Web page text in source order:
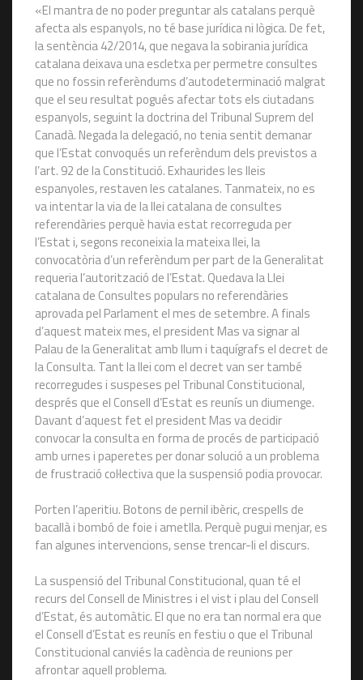
«El mantra de no poder preguntar als catalans perquè
afecta als espanyols, no té base jurídica ni lògica. De fet,
la sentència 42/2014, que negava la sobirania jurídica
catalana deixava una escletxa per permetre consultes
que no fossin referèndums d’autodeterminació malgrat
que el seu resultat pogués afectar tots els ciutadans
espanyols, seguint la doctrina del Tribunal Suprem del
Canadà. Negada la delegació, no tenia sentit demanar
que l’Estat convoqués un referèndum dels previstos a
l’art. 92 de la Constitució. Exhaurides les lleis
espanyoles, restaven les catalanes. Tanmateix, no es
va intentar la via de la llei catalana de consultes
referendàries perquè havia estat recorreguda per
l’Estat i, segons reconeixia la mateixa llei, la
convocatòria d’un referèndum per part de la Generalitat
requeria l’autorització de l’Estat. Quedava la Llei
catalana de Consultes populars no referendàries
aprovada pel Parlament el mes de setembre. A finals
d’aquest mateix mes, el president Mas va signar al
Palau de la Generalitat amb llum i taquígrafs el decret de
la Consulta. Tant la llei com el decret van ser també
recorregudes i suspeses pel Tribunal Constitucional,
després que el Consell d’Estat es reunís un diumenge.
Davant d’aquest fet el president Mas va decidir
convocar la consulta en forma de procés de participació
amb urnes i paperetes per donar solució a un problema
de frustració col·lectiva que la suspensió podia provocar.
Porten l’aperitiu. Botons de pernil ibèric, crespells de
bacallà i bombó de foie i ametlla. Perquè pugui menjar, es
fan algunes intervencions, sense trencar-li el discurs.
La suspensió del Tribunal Constitucional, quan té el
recurs del Consell de Ministres i el vist i plau del Consell
d’Estat, és automàtic. El que no era tan normal era que
el Consell d’Estat es reunís en festiu o que el Tribunal
Constitucional canviés la cadència de reunions per
afrontar aquell problema.